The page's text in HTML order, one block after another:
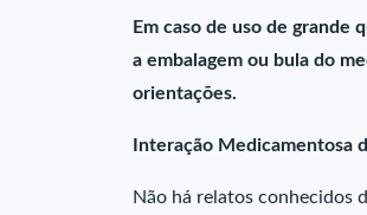
Em caso de uso de
a embalagem ou bula do
orientações.
Interação Medicamentosa
Não há relatos conhecidos